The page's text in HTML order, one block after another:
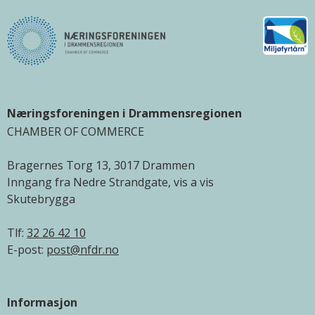
Næringsforeningen i Drammensregionen
CHAMBER OF COMMERCE
Bragernes Torg 13, 3017 Drammen
Inngang fra Nedre Strandgate, vis a vis
Skutebrygga
Tlf: 32 26 42 10
E-post: post@nfdr.no
Informasjon